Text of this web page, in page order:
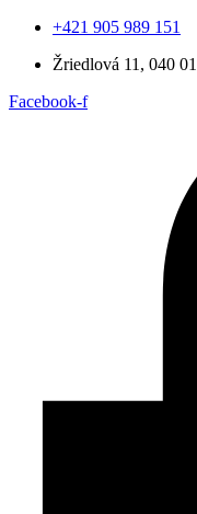
+421 905 989 151
Žriedlová 11, 040
Facebook-f